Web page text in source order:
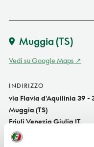
Muggia (TS)
Vedi su Google Maps
INDIRIZZO
via Flavia d'Aquilinia 39 -
Muggia (TS)
Friuli Venezia Giulia IT
SITO WEB